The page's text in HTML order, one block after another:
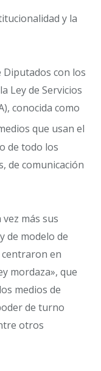
y la
Diputados con los
Ley de Servicios
conocida como
que usan el
de todo los
de comunicación
más sus
de modelo de
centraron en
mordaza», que
medios de
de turno
otros